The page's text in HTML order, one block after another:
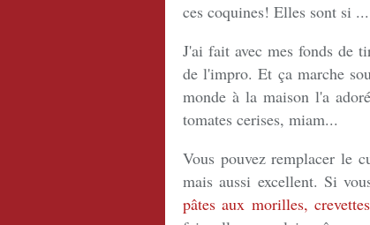
ces coquines! Elles sont si
J'ai fait avec mes fonds de
de l'impro. Et ça marche
monde à la maison l'a
tomates cerises, miam...
Vous pouvez remplacer le
mais aussi excellent. Si
pâtes aux morilles,